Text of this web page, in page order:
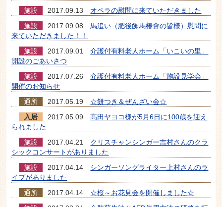
施設
2017.09.13 オペラの慰問に来ていただきました
施設
2017.09.08 馬追い（肥後飾馬椿會の皆様）慰問に
来ていただきました！！
施設
2017.09.01介護付有料老人ホーム「いこいの里」
開設のごあいさつ
施設
2017.07.26介護付有料老人ホーム「施設見学会」
開催のお知らせ
通所
2017.05.19 ☆餅つき＆ぜんざい会☆
入居
2017.05.09髙田ヤヨコ様が5月6日に100歳を迎え
られました
施設
2017.04.21 クリスチャンシンガー吉村さんのクラ
シックコンサートがありました
施設
2017.04.14 シンガーソングライター上村さんのラ
イブがありました
通所
2017.04.14 ☆桜～お花見会を開催しました☆